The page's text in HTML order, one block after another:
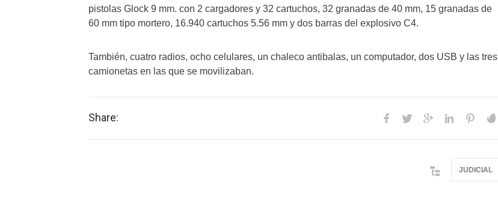
pistolas Glock 9 mm. con 2 cargadores y 32 cartuchos, 32 granadas de 40 mm, 15 granadas de
60 mm tipo mortero, 16.940 cartuchos 5.56 mm y dos barras del explosivo C4.
También, cuatro radios, ocho celulares, un chaleco antibalas, un computador, dos USB y las tres
camionetas en las que se movilizaban.
Share:
JUDICIAL